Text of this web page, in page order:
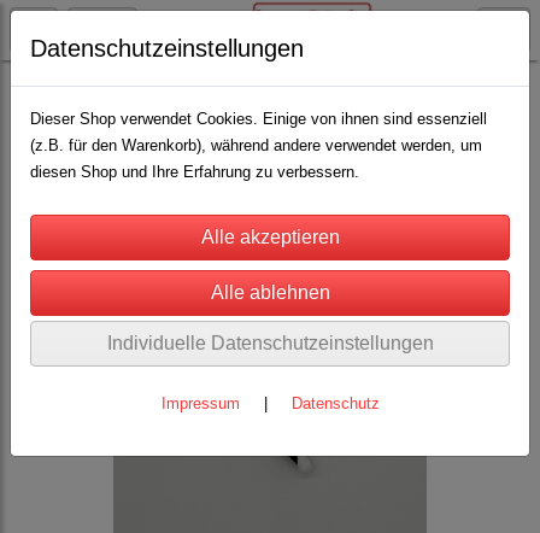
Lama / Alpaka Klauenpflege(13)
Datenschutzeinstellungen
Dieser Shop verwendet Cookies. Einige von ihnen sind essenziell
(z.B. für den Warenkorb), während andere verwendet werden, um
diesen Shop und Ihre Erfahrung zu verbessern.
Individuelle Datenschutzeinstellungen
Impressum Datenschutz